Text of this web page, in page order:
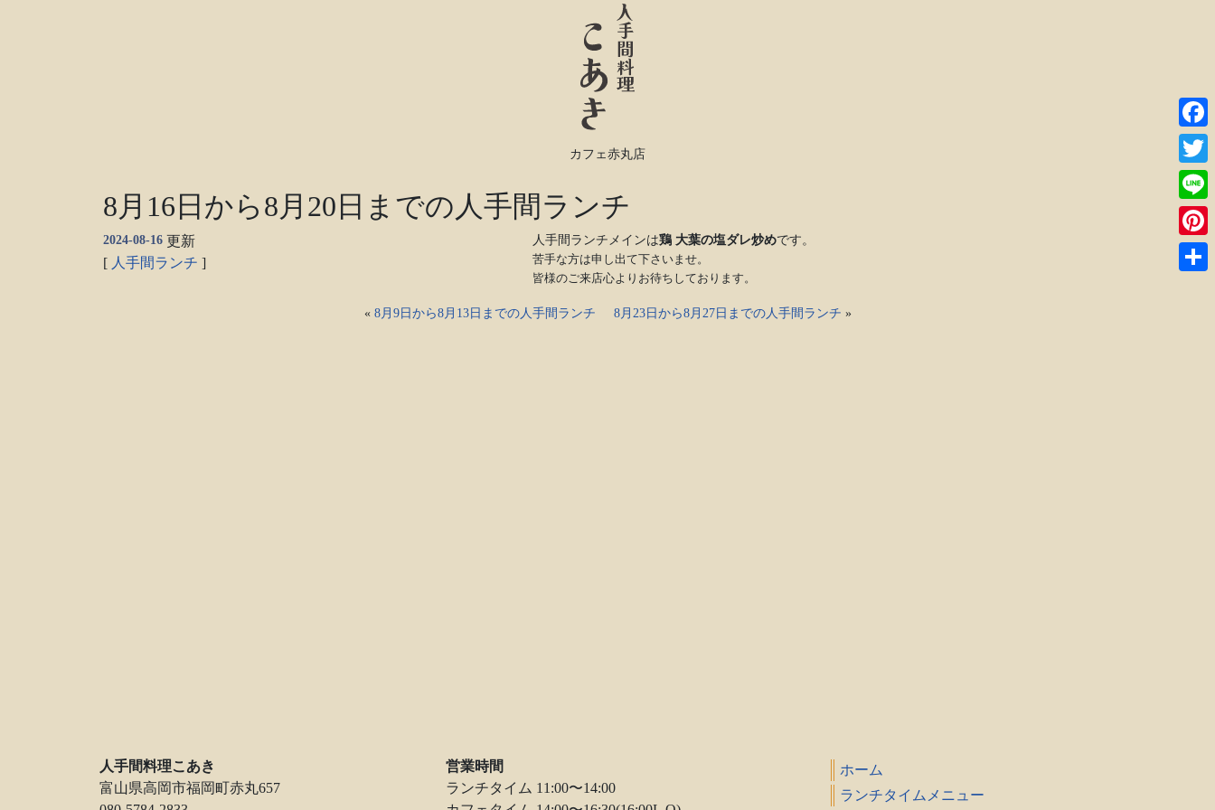
カフェ赤丸店
8月16日から8月20日までの人手間ランチ
2024-08-16 更新
[ 人手間ランチ ]
人手間ランチメインは鶏 大葉の塩ダレ炒めです。
苦手な方は申し出て下さいませ。
皆様のご来店心よりお待ちしております。
« 8月9日から8月13日までの人手間ランチ 8月23日から8月27日までの人手間ランチ »
人手間料理こあき
富山県高岡市福岡町赤丸657
営業時間
ランチタイム 11:00〜14:00
ホーム
ランチタイムメニュー
Line